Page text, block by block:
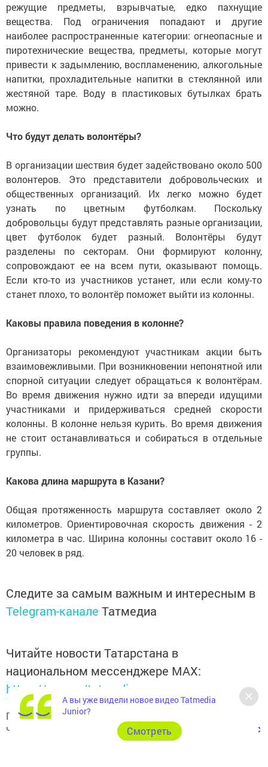
режущие предметы, взрывчатые, едко пахнущие
вещества. Под ограничения попадают и другие
наиболее распространенные категории: огнеопасные и
пиротехнические вещества, предметы, которые могут
привести к задымлению, воспламенению, алкогольные
напитки, прохладительные напитки в стеклянной или
жестяной таре. Воду в пластиковых бутылках брать
можно.
Что будут делать волонтёры?
В организации шествия будет задействовано около 500
волонтеров. Это представители добровольческих и
общественных организаций. Их легко можно будет
узнать по цветным футболкам. Поскольку
добровольцы будут представлять разные организации,
цвет футболок будет разный. Волонтёры будут
разделены по секторам. Они формируют колонну,
сопровождают ее на всем пути, оказывают помощь.
Если кто-то из участников устанет, или если кому-то
станет плохо, то волонтёр поможет выйти из колонны.
Каковы правила поведения в колонне?
Организаторы рекомендуют участникам акции быть
взаимовежливыми. При возникновении непонятной или
спорной ситуации следует обращаться к волонтёрам.
Во время движения нужно идти за впереди идущими
участниками и придерживаться средней скорости
колонны. В колонне нельзя курить. Во время движения
не стоит останавливаться и собираться в отдельные
группы.
Какова длина маршрута в Казани?
Общая протяженность маршрута составляет около 2
километров. Ориентировочная скорость движения - 2
километра в час. Ширина колонны составит около 16 -
20 человек в ряд.
Следите за самым важным и интересным в
Telegram-канале Татмедиа
Читайте новости Татарстана в
национальном мессенджере MАХ:
https://max.ru/tatmedia
Подписывайтесь на наш
читайте нас
Одноклассниках Макс
А вы уже видели новое видео Tatmedia
Junior?
Cмотреть